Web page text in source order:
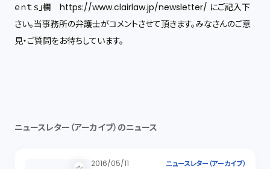
ｅｎｔｓ」欄 https://www.clairlaw.jp/newsletter/ にご記入下
さい。当事務所の弁護士がコメントさせて頂きます。みなさんのご意
見・ご質問をお待ちしています。
ニュースレター（アーカイブ）のニュース
2016/05/11 ニュースレター（アーカイブ）